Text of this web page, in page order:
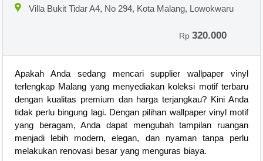
Villa Bukit Tidar A4, No 294, Kota Malang, Lowokwaru
Rp320.000
Apakah Anda sedang mencari supplier wallpaper vinyl
terlengkap Malang yang menyediakan koleksi motif terbaru
dengan kualitas premium dan harga terjangkau? Kini Anda
tidak perlu bingung lagi. Dengan pilihan wallpaper vinyl motif
yang beragam, Anda dapat mengubah tampilan ruangan
menjadi lebih modern, elegan, dan nyaman tanpa perlu
melakukan renovasi besar yang menguras biaya.